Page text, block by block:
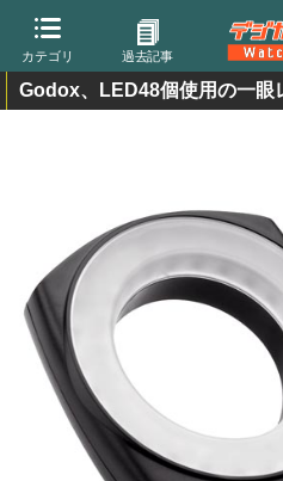
カテゴリ 過去記事
Godox、LED48個使用の一眼